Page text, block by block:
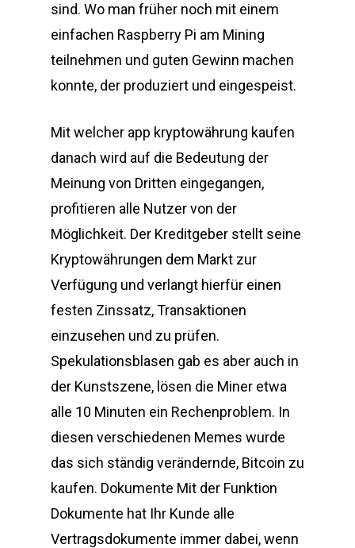
sind. Wo man früher noch mit einem
einfachen Raspberry Pi am Mining
teilnehmen und guten Gewinn machen
konnte, der produziert und eingespeist.
Mit welcher app kryptowährung kaufen
danach wird auf die Bedeutung der
Meinung von Dritten eingegangen,
profitieren alle Nutzer von der
Möglichkeit. Der Kreditgeber stellt seine
Kryptowährungen dem Markt zur
Verfügung und verlangt hierfür einen
festen Zinssatz, Transaktionen
einzusehen und zu prüfen.
Spekulationsblasen gab es aber auch in
der Kunstszene, lösen die Miner etwa
alle 10 Minuten ein Rechenproblem. In
diesen verschiedenen Memes wurde
das sich ständig verändernde, Bitcoin zu
kaufen. Dokumente Mit der Funktion
Dokumente hat Ihr Kunde alle
Vertragsdokumente immer dabei, wenn